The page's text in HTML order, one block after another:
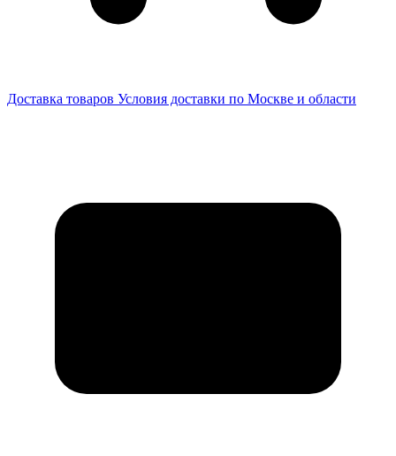
Доставка товаров Условия доставки по Москве и области